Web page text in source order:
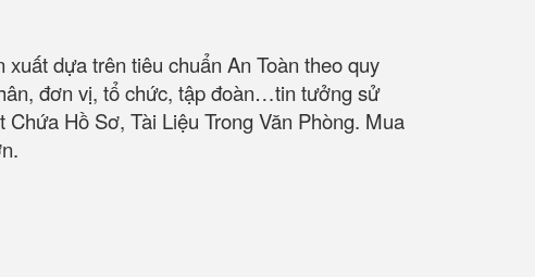
dựa trên tiêu chuẩn An Toàn theo quy
đơn vị, tổ chức, tập đoàn…tin tưởng sử
Hồ Sơ, Tài Liệu Trong Văn Phòng. Mua